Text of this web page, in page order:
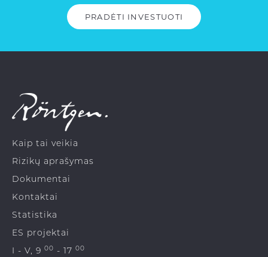
PRADĖTI INVESTUOTI
Kaip tai veikia
Rizikų aprašymas
Dokumentai
Kontaktai
Statistika
ES projektai
I - V, 9 00 - 17 00